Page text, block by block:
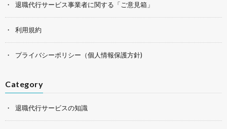
退職代行サービス事業者に関する「ご意見箱」
利用規約
プライバシーポリシー（個人情報保護方針)
Category
退職代行サービスの知識